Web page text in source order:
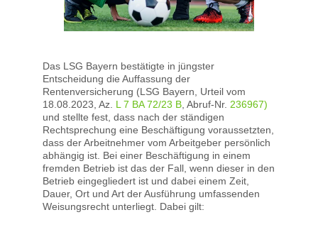
Das LSG Bayern bestätigte in jüngster
Entscheidung die Auffassung der
Rentenversicherung (LSG Bayern, Urteil vom
18.08.2023, Az. L 7 BA 72/23 B, Abruf-Nr. 236967)
und stellte fest, dass nach der ständigen
Rechtsprechung eine Beschäftigung voraussetzten,
dass der Arbeitnehmer vom Arbeitgeber persönlich
abhängig ist. Bei einer Beschäftigung in einem
fremden Betrieb ist das der Fall, wenn dieser in den
Betrieb eingegliedert ist und dabei einem Zeit,
Dauer, Ort und Art der Ausführung umfassenden
Weisungsrecht unterliegt. Dabei gilt: